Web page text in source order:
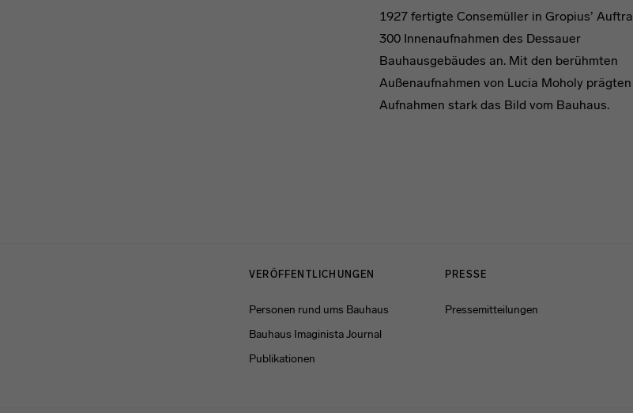
1927 fertigte Consemüller in Gropius’
300 Innenaufnahmen des Dessauer
Bauhausgebäudes an. Mit den berühmten
Außenaufnahmen von Lucia Moholy
Aufnahmen stark das Bild vom Bauhaus.
VERÖFFENTLICHUNGEN
Personen rund ums Bauhaus
Bauhaus Imaginista Journal
Publikationen
PRESSE
Pressemitteilungen